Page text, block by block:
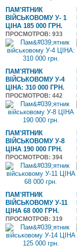
ПАМ'ЯТНИК
ВІЙСЬКОВОМУ У- 1
ЦІНА 185 000 ГРН.
ПРОСМОТРОВ: 933
ПАМ'ЯТНИК
ВІЙСЬКОВОМУ У-4
ЦІНА: 310 000 ГРН.
ПРОСМОТРОВ: 442
ПАМ'ЯТНИК
ВІЙСЬКОВОМУ У-8
ЦІНА 190 000 ГРН.
ПРОСМОТРОВ: 394
ПАМ'ЯТНИК
ВІЙСЬКОВОМУ У-11
ЦІНА 68 000 ГРН.
ПРОСМОТРОВ: 319